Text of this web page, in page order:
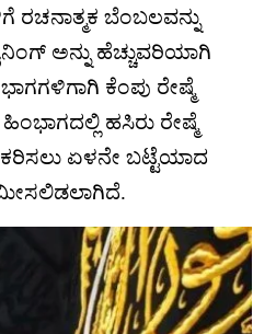
ರಚನಾತ್ಮಕ ಬೆಂಬಲವನ್ನು
ಅನ್ನು ಹೆಚ್ಚುವರಿಯಾಗಿ
ಕೆಂಪು ರೇಷ್ಮೆ
ಹಸಿರು ರೇಷ್ಮೆ
ಏಳನೇ ಬಟ್ಟೆಯಾದ
ಮೀಸಲಿಡಲಾಗಿದೆ.